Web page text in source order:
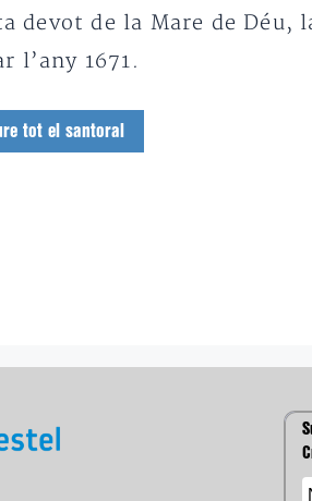
devot de la Mare de
l’any 1671.
tot el santoral